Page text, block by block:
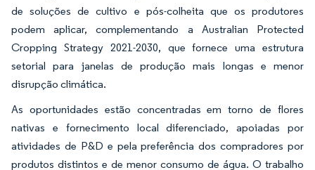
de soluções de cultivo e pós-colheita que os produtores
podem aplicar, complementando a Australian Protected
Cropping Strategy 2021-2030, que fornece uma estrutura
setorial para janelas de produção mais longas e menor
disrupção climática.
As oportunidades estão concentradas em torno de flores
nativas e fornecimento local diferenciado, apoiadas por
atividades de P&D e pela preferência dos compradores por
produtos distintos e de menor consumo de água. O trabalho